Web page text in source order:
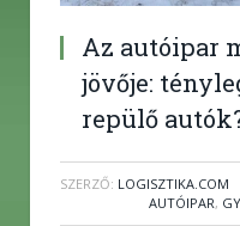
Az autóipar
jövője:
repülő
SZERZŐ: LOGISZTIKA.COM
AUTÓIPAR,